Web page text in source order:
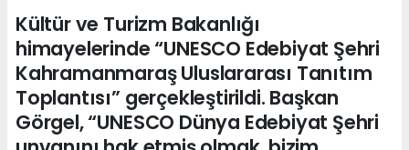
Kültür ve Turizm Bakanlığı
himayelerinde “UNESCO Edebiyat Şehri
Kahramanmaraş Uluslararası Tanıtım
Toplantısı” gerçekleştirildi. Başkan
Görgel, “UNESCO Dünya Edebiyat Şehri